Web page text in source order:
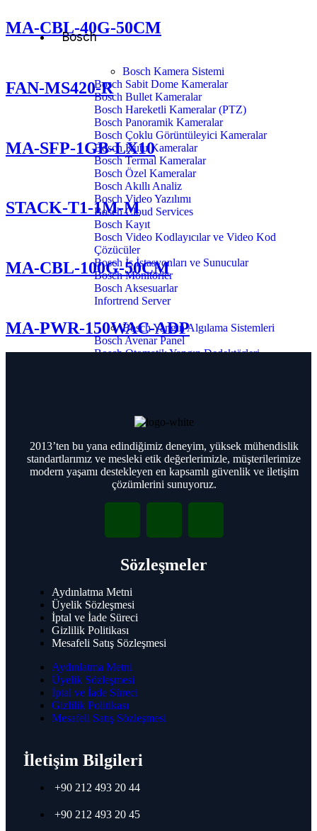
Bosch
Bosch Kamera Sistemi
Bosch Sabit Dome Kameralar
Bosch Bullet Kameralar
Bosch Hareketli Kameralar (PTZ)
Bosch Panoramik Kameralar
Bosch Çoklu Görüntüleyici Kameralar
Bosch Kutu Kameralar
Bosch Termal Kameralar
Bosch Özel Kameralar
Bosch Akıllı Analiz
Bosch Video Yazılımı
Bosch Cloud Services
Bosch Kayıt
Bosch Video Kodlayıcılar ve Video Kod
Çözücüler
Bosch İş İstasyonları ve Sunucular
Bosch Monitörler
Bosch Aksesuarlar
Infortrend Server
Bosch Yangın Algılama Sistemleri
Bosch Avenar Panel
Bosch Otomatik Yangın Dedektörleri
Bosch Uyarı İkaz Cihazları
Bosch Yangın Algılama Sistemi
Aksesuarları
Bosch Kapı Kontrolü
Bosch Video Tabanlı Yangın Algılama
Bosch İtfaiye Cihazları
Bosch Genel Seslendirme ve Acil
Bosch PA Ticari Seslendirme ve Acil
Bosch Dijital Genel Seslendirme
Bosch Mikrofonlar
Bosch Kartlı Geçiş ve Kontrol
Sistemi
Bosch Access Modular Controller
Bosch Okuyucular ve Kartlar
Bosch Giriş Kontrol Aksesuarları
Grundig
Grundig Kameralar
Grundig Bullet Kameraları
Grundig Dome Turret Kameraları
Grundig CCTV monitörleri
MA-CBL-40G-50CM
FAN-MS420-R
MA-SFP-1GB-LX10
STACK-T1-1M-M
MA-CBL-100G-50CM
MA-PWR-150WAC-ADP
2013’ten bu yana edindiğimiz deneyim, yüksek mühendislik
standartlarımız ve mesleki etik değerlerimizle, müşterilerimize
modern yaşamı destekleyen en kapsamlı güvenlik ve iletişim
çözümlerini sunuyoruz.
Sözleşmeler
Aydınlatma Metni
Üyelik Sözleşmesi
İptal ve İade Süreci
Gizlilik Politikası
Mesafeli Satış Sözleşmesi
Aydınlatma Metni
Üyelik Sözleşmesi
İptal ve İade Süreci
Gizlilik Politikası
Mesafeli Satış Sözleşmesi
İletişim Bilgileri
+90 212 493 20 44
+90 212 493 20 45